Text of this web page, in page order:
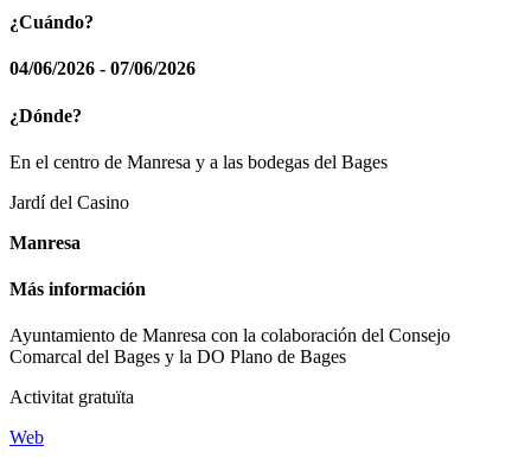
¿Cuándo?
04/06/2026 - 07/06/2026
¿Dónde?
En el centro de Manresa y a las bodegas del Bages
Jardí del Casino
Manresa
Más información
Ayuntamiento de Manresa con la colaboración del Consejo
Comarcal del Bages y la DO Plano de Bages
Activitat gratuïta
Web